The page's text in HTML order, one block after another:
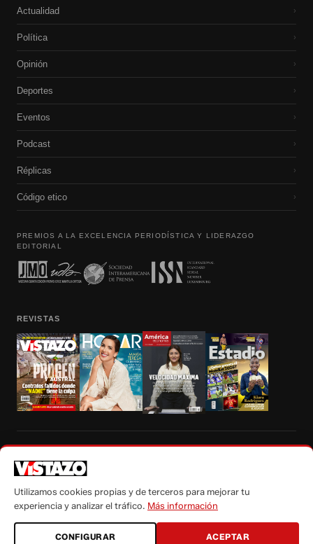
Actualidad ›
Política ›
Opinión ›
Deportes ›
Eventos ›
Podcast ›
Réplicas ›
Código etico ›
PREMIOS A LA EXCELENCIA PERIODÍSTICA Y LIDERAZGO
EDITORIAL
REVISTAS
autorización escrita de su titular, de todos los contenidos de Vistazo.com.
Utilizamos cookies propias y de terceros para mejorar tu
experiencia y analizar el tráfico. Más información
CONFIGURAR ACEPTAR